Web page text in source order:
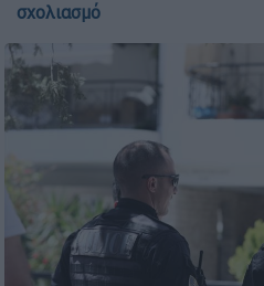
σχολιασμό